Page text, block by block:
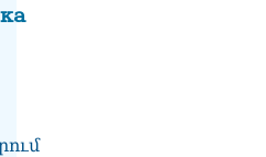
ՏԵՍԱՆՅՈւԹ․ «Հնարավո՞ր